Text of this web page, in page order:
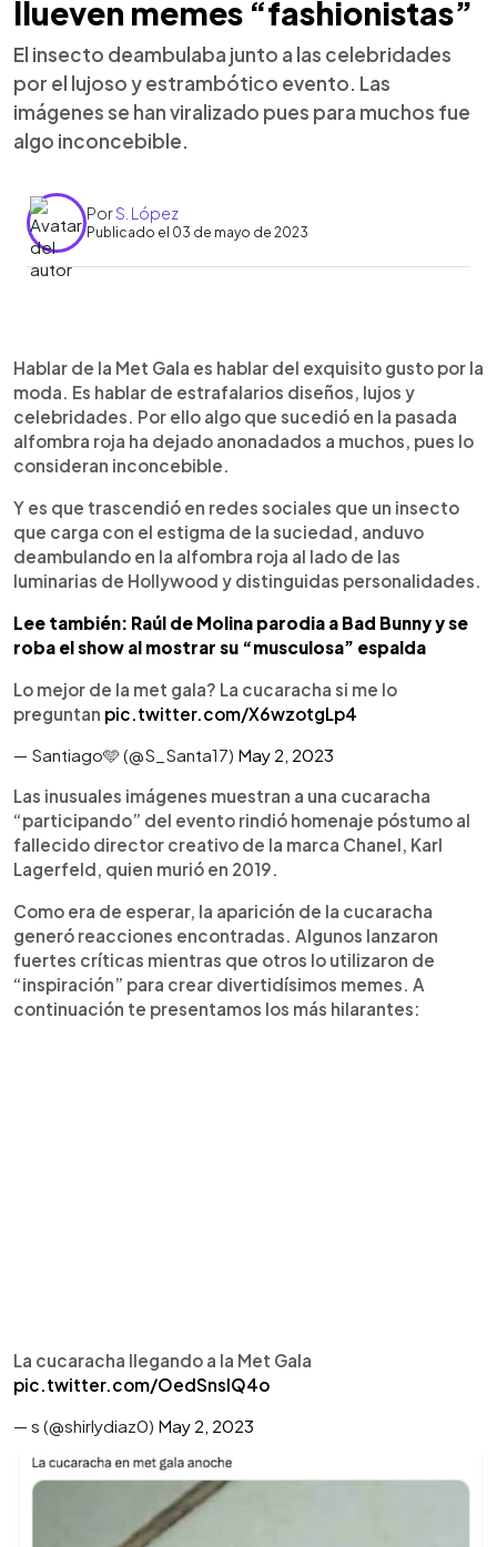
llueven memes “fashionistas”
El insecto deambulaba junto a las celebridades
por el lujoso y estrambótico evento. Las
imágenes se han viralizado pues para muchos fue
algo inconcebible.
PorS. López
Publicado el 03 de mayo de 2023
► Escuchar artículo
Hablar de la Met Gala es hablar del exquisito gusto por la
moda. Es hablar de estrafalarios diseños, lujos y
celebridades. Por ello algo que sucedió en la pasada
alfombra roja ha dejado anonadados a muchos, pues lo
consideran inconcebible.
Y es que trascendió en redes sociales que un insecto
que carga con el estigma de la suciedad, anduvo
deambulando en la alfombra roja al lado de las
luminarias de Hollywood y distinguidas personalidades.
Lee también: Raúl de Molina parodia a Bad Bunny y se
roba el show al mostrar su “musculosa” espalda
Lo mejor de la met gala? La cucaracha si me lo
preguntan pic.twitter.com/X6wzotgLp4
— Santiago🩵 (@S_Santa17) May 2, 2023
Las inusuales imágenes muestran a una cucaracha
“participando” del evento rindió homenaje póstumo al
fallecido director creativo de la marca Chanel, Karl
Lagerfeld, quien murió en 2019.
Como era de esperar, la aparición de la cucaracha
generó reacciones encontradas. Algunos lanzaron
fuertes críticas mientras que otros lo utilizaron de
“inspiración” para crear divertidísimos memes. A
continuación te presentamos los más hilarantes:
La cucaracha llegando a la Met Gala
pic.twitter.com/OedSnsIQ4o
— s (@shirlydiaz0) May 2, 2023